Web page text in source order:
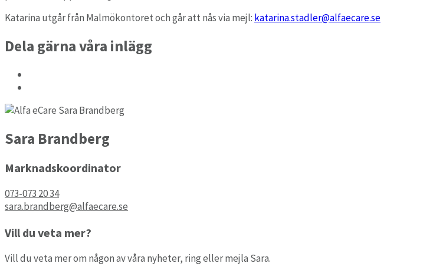
Hantera lovjobb och lovpraktik. Rapportera, hantera och följa upp avvikelser.
Katarina utgår från Malmökontoret och går att nås via mejl: katarina.stadler@alfaecare.se
Dela gärna våra inlägg
Sara Brandberg
Marknadskoordinator
073-073 20 34
sara.brandberg@alfaecare.se
Vill du veta mer?
Vill du veta mer om någon av våra nyheter, ring eller mejla Sara.